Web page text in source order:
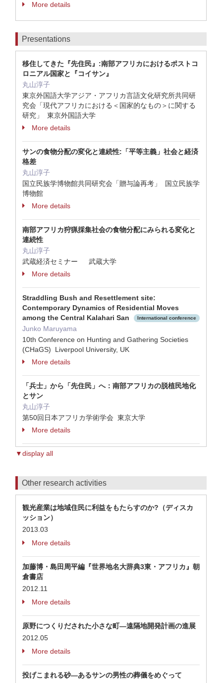
More details
Presentations
移住してきた『先住民』:南部アフリカにおけるポストコ
ロニアル国家と『コイサン』
丸山淳子
東京外国語大学アジア・アフリカ言語文化研究所共同研
究会「現代アフリカにおける＜国家的なもの＞に関する
研究」 東京外国語大学
More details
サンの食物分配の変化と連続性:「平等主義」社会と経済
格差
丸山淳子
国立民族学博物館共同研究会「贈与論再考」 国立民族学
博物館
More details
南部アフリカ狩猟採集社会の食物分配にみられる変化と
連続性
丸山淳子
武蔵経済セミナー 武蔵大学
More details
Straddling Bush and Resettlement site:
Contemporary Dynamics of Residential Moves
among the Central Kalahari San
International conference
Junko Maruyama
10th Conference on Hunting and Gathering Societies
(CHaGS) Liverpool University, UK
More details
「兵士」から「先住民」へ：南部アフリカの脱植民地化
とサン
丸山淳子
第50回日本アフリカ学術学会 東京大学
More details
▼display all
Other research activities
観光産業は地域住民に利益をもたらすのか?（ディスカ
ッション）
2013.03
More details
加藤博・島田周平編『世界地名大辞典3東・アフリカ』朝
倉書店
2012.11
More details
原野につくりだされた小さな町―遠隔地開発計画の進展
2012.05
More details
投げこまれる砂―あるサンの男性の葬儀をめぐって